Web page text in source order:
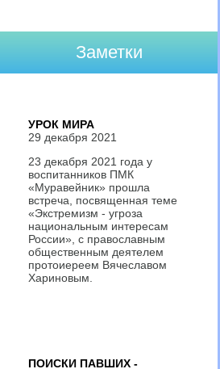
Заметки
УРОК МИРА
29 декабря 2021
23 декабря 2021 года у
воспитанников ПМК
«Муравейник» прошла
встреча, посвященная теме
«Экстремизм - угроза
национальным интересам
России», с православным
общественным деятелем
протоиереем Вячеславом
Хариновым.
ПОИСКИ ПАВШИХ -